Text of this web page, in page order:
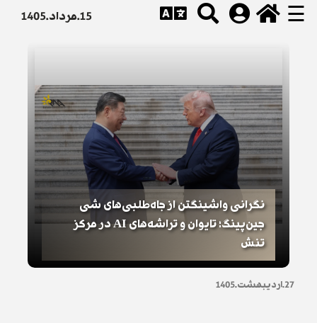
☰ 15.مرداد.1405
نگرانی واشینگتن از جاه‌طلبی‌های شی
جین‌پینگ؛ تایوان و تراشه‌های AI در مرکز
تنش
27.اردیبهشت.1405